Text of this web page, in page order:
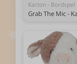
Karton - Bordspel